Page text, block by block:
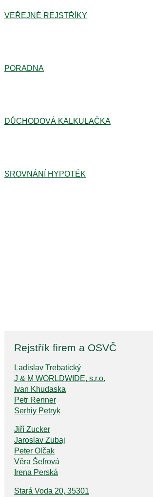
VEŘEJNÉ REJSTŘÍKY
PORADNA
DŮCHODOVÁ KALKULAČKA
SROVNÁNÍ HYPOTÉK
Rejstřík firem a OSVČ
Ladislav Trebatický
J & M WORLDWIDE, s.r.o.
Ivan Khudaska
Petr Renner
Serhiy Petryk
Jiří Zucker
Jaroslav Zubaj
Peter Olčak
Věra Šefrová
Irena Perská
Stará Voda 20, 35301